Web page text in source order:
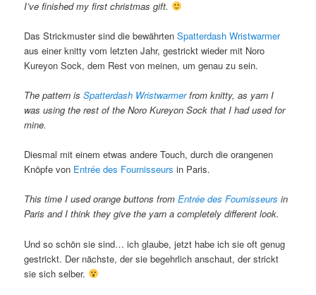
I’ve finished my first christmas gift.
Das Strickmuster sind die bewährtenSpatterdash Wristwarmer
aus einer knitty vom letzten Jahr, gestrickt wieder mit Noro
Kureyon Sock, dem Rest von meinen, um genau zu sein.
The pattern isSpatterdash Wristwarmerfrom knitty, as yarn I
was using the rest of the Noro Kureyon Sock that I had used for
mine.
Diesmal mit einem etwas andere Touch, durch die orangenen
Knöpfe von Entrée des Fournisseurs in Paris.
This time I used orange buttons fromEntrée des Fournisseurs in
Paris and I think they give the yarn a completely different look.
Und so schön sie sind… ich glaube, jetzt habe ich sie oft genug
gestrickt. Der nächste, der sie begehrlich anschaut, der strickt
sie sich selber.